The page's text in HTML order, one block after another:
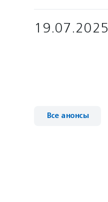
19.07.2025
Все анонсы